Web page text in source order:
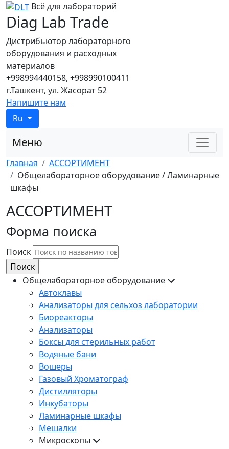
Всё для лабораторий
Diag Lab Trade
Дистрибьютор лабораторного
оборудования и расходных
материалов
+998994440158, +998990100411
г.Ташкент, ул. Жасорат 52
Напишите нам
Ru
Меню
Главная
АССОРТИМЕНТ
Общелабораторное оборудование / Ламинарные
шкафы
АССОРТИМЕНТ
Форма поиска
Поиск
Общелабораторное оборудование
Автоклавы
Анализаторы для сельхоз лаборатории
Биореакторы
Анализаторы
Боксы для стерильных работ
Водяные бани
Вошеры
Газовый Хроматограф
Дистилляторы
Инкубаторы
Ламинарные шкафы
Мешалки
Микроскопы